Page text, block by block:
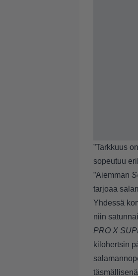
”Tarkkuus
sopeutuu
”Aiemman
tarjoaa
Yhdessä
niin
PRO X
kilohertsin